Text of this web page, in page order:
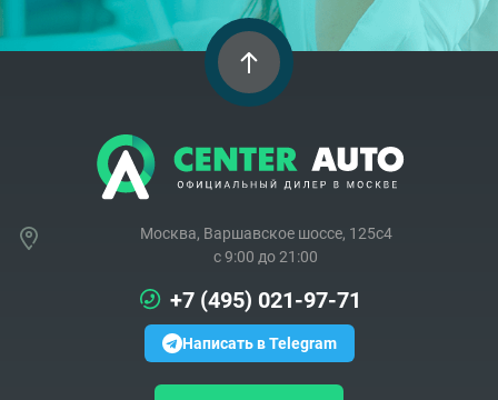
Москва, Варшавское шоссе, 125с4
c 9:00 до 21:00
+7 (495) 021-97-71
Написать в Telegram